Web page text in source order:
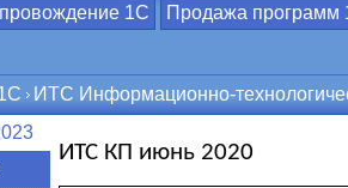
1С
Продажа программ
ИТС Информационно-
ИТС КП июнь 2020